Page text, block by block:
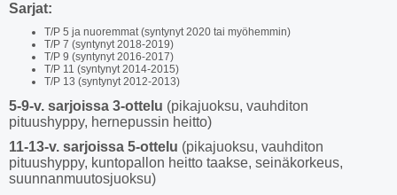
Sarjat:
T/P 5 ja nuoremmat (syntynyt 2020 tai myöhemmin)
T/P 7 (syntynyt 2018-2019)
T/P 9 (syntynyt 2016-2017)
T/P 11 (syntynyt 2014-2015)
T/P 13 (syntynyt 2012-2013)
5-9-v. sarjoissa 3-ottelu (pikajuoksu, vauhditon
pituushyppy, hernepussin heitto)
11-13-v. sarjoissa 5-ottelu (pikajuoksu, vauhditon
pituushyppy, kuntopallon heitto taakse, seinäkorkeus,
suunnanmuutosjuoksu)